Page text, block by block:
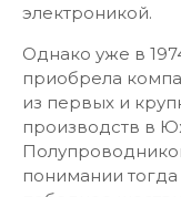
электроникой.
Однако уже в
приобрела
из первых и
производств в
понимании